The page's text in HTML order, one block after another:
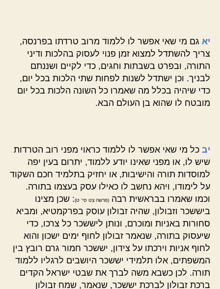
יא גם מי שאי אפשר לו ללמוד מרוב טרדתו בפרנסה,
צריך להשתדל למצוא זמן פנוי לעסוק בהלכות ודיני
התורה, ובפרט בשבתות וחגים, כדי לקיים ושננתם
לבניך. וכן ישתדל לשנות לפחות שתי הלכות בכל יום,
כדי שיהיה בכלל מה שאמרו כל השונה הלכות בכל יום
מובטח לו שהוא בן העולם הבא.
יב כל מי שאי אפשר לו ללמוד כראוי מפני רוב הטרדות
שיש לו, או מפני שאינו יודע ללמוד, יתרום בעין יפה
למוסדות תורה והישיבות, או יחזיק בתלמיד חכם השקוד
על לימודו, ויהא נחשב לו כאילו עסק בעצמו בתורה.
וכמו שאמרו בבראשית רבה (פרשה צט סי' ט): שכן מצינו
ביששכר וזבולון, שהיה זבולון עוסק בפרקמטיא, ומביא
סחורות באניות ומוכרם, ונותן ליששכר כל צרכו, כדי
שיעסוק בתורה, שנאמר זבולון לחוף ימים ישכון והוא
לחוף אניות וירכתו על צידון, יששכר חמור גרם רובץ בין
המשפתים, אלו תלמידי יששכר היושבים לרגליו ללמוד
תורה. לכן כשבא משה לברך את שבטי ישראל הקדים
ברכת זבולון לברכת יששכר, שנאמר, שמח זבולון